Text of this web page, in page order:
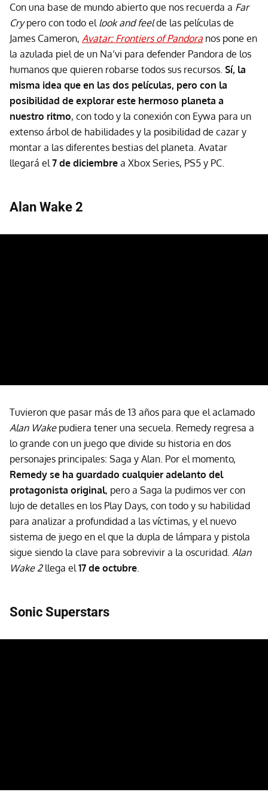
Con una base de mundo abierto que nos recuerda a Far
Crypero con todo el look and feelde las películas de
James Cameron, Avatar: Frontiers of Pandora nos pone en
la azulada piel de un Na’vi para defender Pandora de los
humanos que quieren robarse todos sus recursos. Sí, la
misma idea que en las dos películas, pero con la
posibilidad de explorar este hermoso planeta a
nuestro ritmo, con todo y la conexión con Eywa para un
extenso árbol de habilidades y la posibilidad de cazar y
montar a las diferentes bestias del planeta. Avatar
llegará el 7 de diciembre a Xbox Series, PS5 y PC.
Alan Wake 2
Tuvieron que pasar más de 13 años para que el aclamado
Alan Wakepudiera tener una secuela. Remedy regresa a
lo grande con un juego que divide su historia en dos
personajes principales: Saga y Alan. Por el momento,
Remedy se ha guardado cualquier adelanto del
protagonista original, pero a Saga la pudimos ver con
lujo de detalles en los Play Days, con todo y su habilidad
para analizar a profundidad a las víctimas, y el nuevo
sistema de juego en el que la dupla de lámpara y pistola
sigue siendo la clave para sobrevivir a la oscuridad. Alan
Wake 2 llega el 17 de octubre
Sonic Superstars